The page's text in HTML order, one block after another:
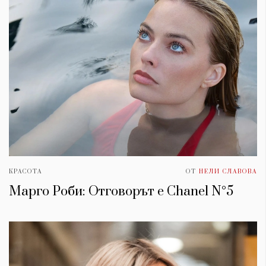
КРАСОТА ОТ НЕЛИ СЛАВОВА
Марго Роби: Отговорът е Chanel N°5